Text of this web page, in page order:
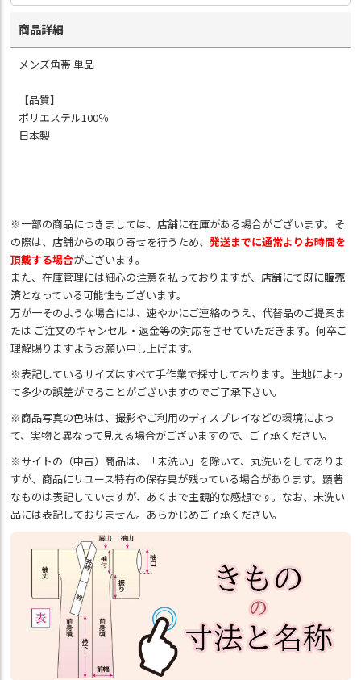
商品詳細
メンズ角帯 単品
【品質】
ポリエステル100％
日本製
※一部の商品につきましては、店舗に在庫がある場合がございます。そ
の際は、店舗からの取り寄せを行うため、発送までに通常よりお時間を
頂戴する場合がございます。
また、在庫管理には細心の注意を払っておりますが、店舗にて既に販売
済となっている可能性もございます。
万が一そのような場合には、速やかにご連絡のうえ、代替品のご提案ま
たは ご注文のキャンセル・返金等の対応をさせていただきます。何卒ご
理解賜りますようお願い申し上げます。
※表記しているサイズはすべて手作業で採寸しております。生地によっ
て多少の誤差がでることがございますのでご了承下さい。
※商品写真の色味は、撮影やご利用のディスプレイなどの環境によっ
て、実物と異なって見える場合がございますので、ご了承ください。
※サイトの（中古）商品は、「未洗い」を除いて、丸洗いをしてありま
すが、商品にリユース特有の保存臭が残っている場合があります。顕著
なものは表記していますが、あくまで主観的な感想です。なお、未洗い
品には表記しておりません。あらかじめご了承ください。